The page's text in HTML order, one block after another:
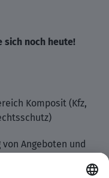
sich noch heute!
Komposit (Kfz,
Angeboten und